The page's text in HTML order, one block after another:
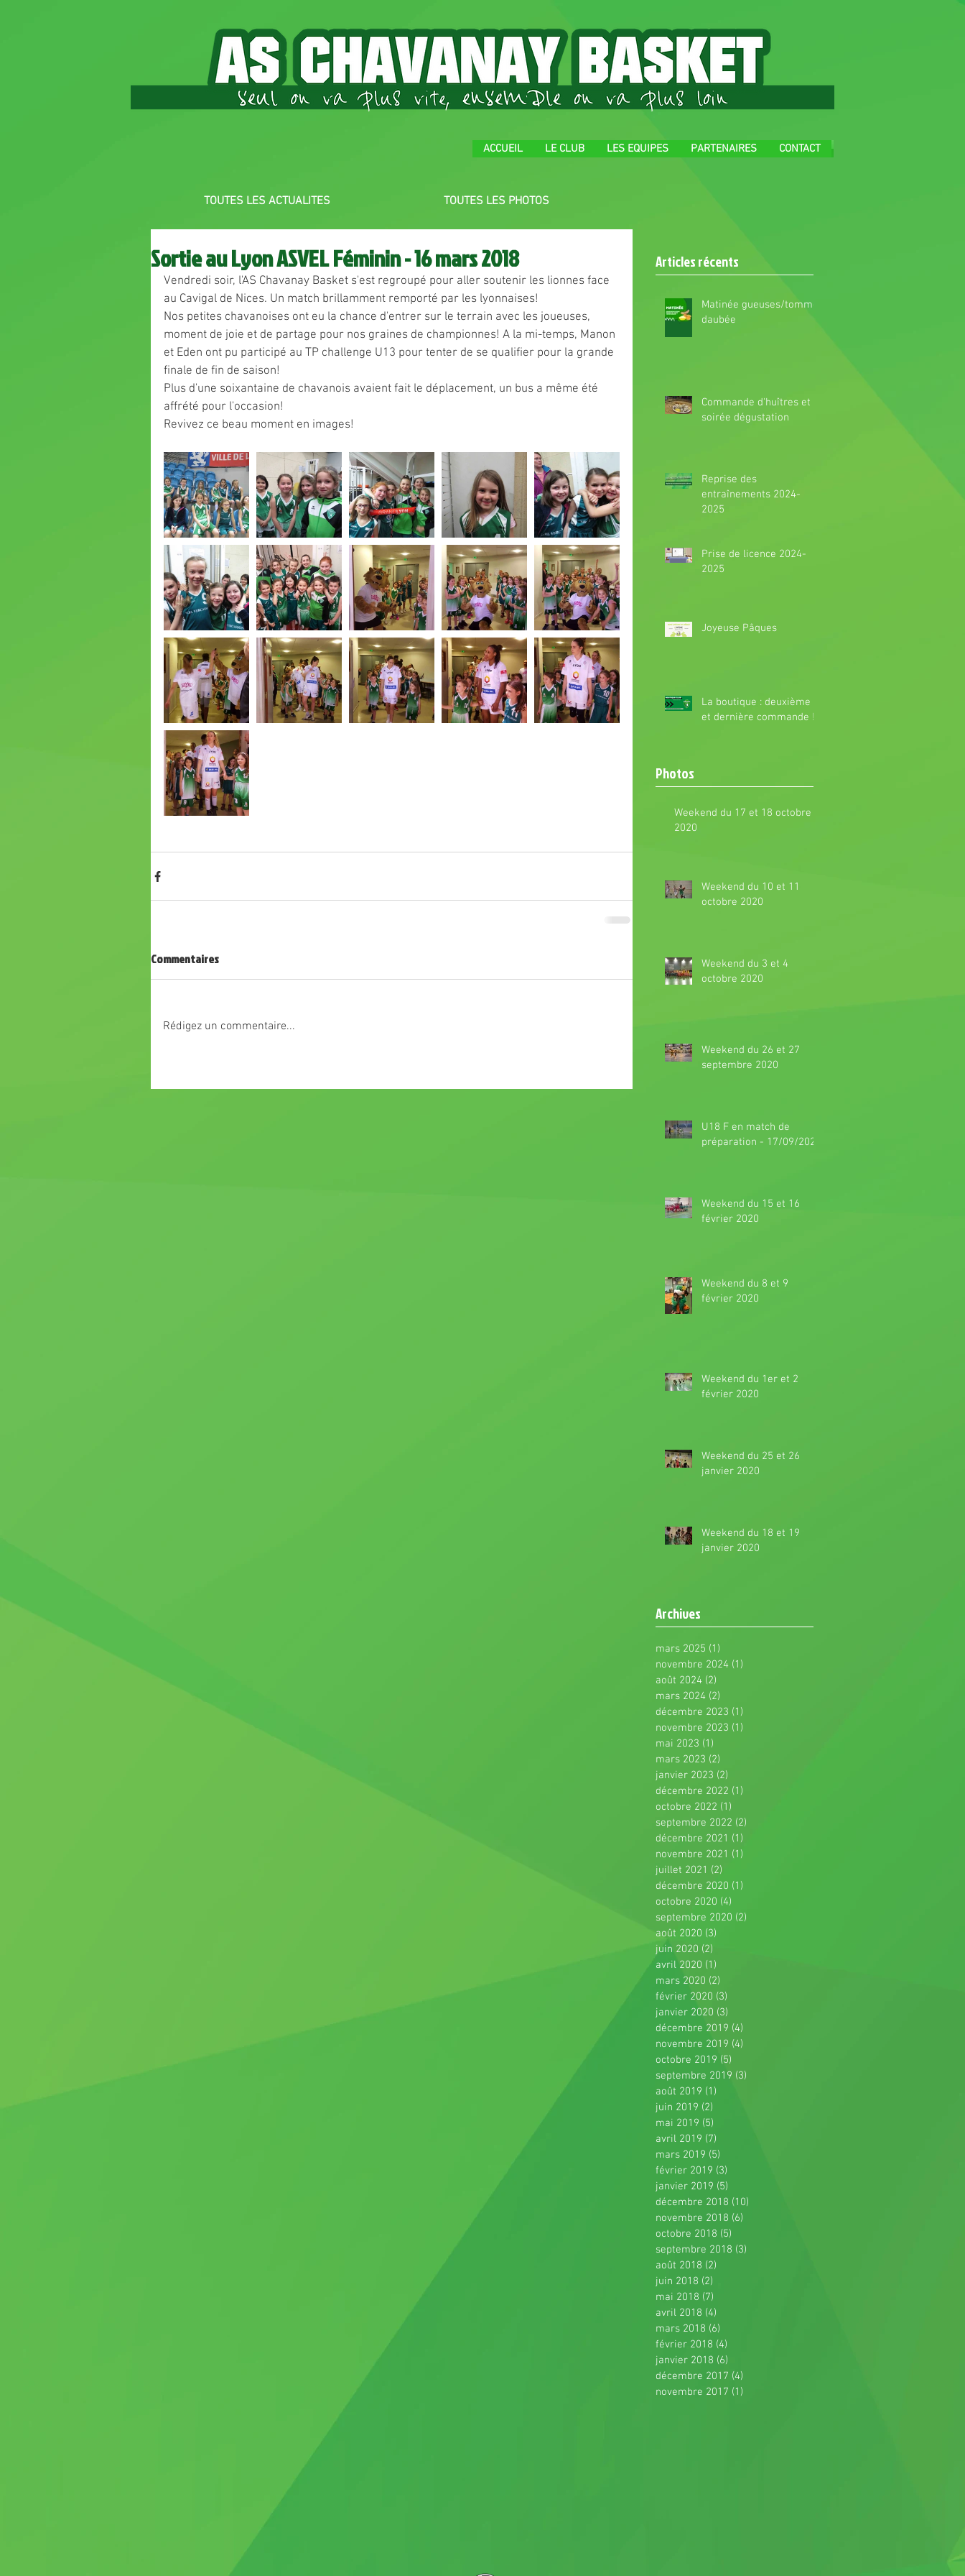
ACCUEIL LE CLUB LES EQUIPES PARTENAIRES CONTACT
TOUTES LES ACTUALITES TOUTES LES PHOTOS
Sortie au Lyon ASVEL Féminin - 16 mars 2018
Vendredi soir, l'AS Chavanay Basket s'est regroupé pour aller soutenir les lionnes face
au Cavigal de Nices. Un match brillamment remporté par les lyonnaises!
Nos petites chavanoises ont eu la chance d'entrer sur le terrain avec les joueuses,
moment de joie et de partage pour nos graines de championnes! A la mi-temps, Manon
et Eden ont pu participé au TP challenge U13 pour tenter de se qualifier pour la grande
finale de fin de saison!
Plus d'une soixantaine de chavanois avaient fait le déplacement, un bus a même été
affrété pour l'occasion!
Revivez ce beau moment en images!
Commentaires
Rédigez un commentaire...
Articles récents
Matinée gueuses/tomme
daubée
Commande d'huîtres et
soirée dégustation
Reprise des
entraînements 2024-
2025
Prise de licence 2024-
2025
Joyeuse Pâques
La boutique : deuxième
et dernière commande !
Photos
Weekend du 17 et 18 octobre
2020
Weekend du 10 et 11
octobre 2020
Weekend du 3 et 4
octobre 2020
Weekend du 26 et 27
septembre 2020
U18 F en match de
préparation - 17/09/2020
Weekend du 15 et 16
février 2020
Weekend du 8 et 9
février 2020
Weekend du 1er et 2
février 2020
Weekend du 25 et 26
janvier 2020
Weekend du 18 et 19
janvier 2020
Archives
mars 2025 (1)
novembre 2024 (1)
août 2024 (2)
mars 2024 (2)
décembre 2023 (1)
novembre 2023 (1)
mai 2023 (1)
mars 2023 (2)
janvier 2023 (2)
décembre 2022 (1)
octobre 2022 (1)
septembre 2022 (2)
décembre 2021 (1)
novembre 2021 (1)
juillet 2021 (2)
décembre 2020 (1)
octobre 2020 (4)
septembre 2020 (2)
août 2020 (3)
juin 2020 (2)
avril 2020 (1)
mars 2020 (2)
février 2020 (3)
janvier 2020 (3)
décembre 2019 (4)
novembre 2019 (4)
octobre 2019 (5)
septembre 2019 (3)
août 2019 (1)
juin 2019 (2)
mai 2019 (5)
avril 2019 (7)
mars 2019 (5)
février 2019 (3)
janvier 2019 (5)
décembre 2018 (10)
novembre 2018 (6)
octobre 2018 (5)
septembre 2018 (3)
août 2018 (2)
juin 2018 (2)
mai 2018 (7)
avril 2018 (4)
mars 2018 (6)
février 2018 (4)
janvier 2018 (6)
décembre 2017 (4)
novembre 2017 (1)